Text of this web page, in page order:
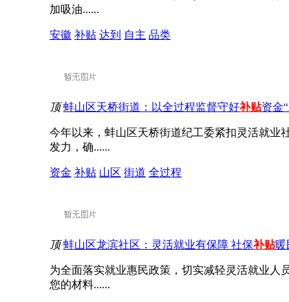
加吸油......
安徽 补贴 达到 自主 品类
顶 蚌山区天桥街道：以全过程监督守好补贴资金
今年以来，蚌山区天桥街道纪工委紧扣灵活就业
发力，确......
资金 补贴 山区 街道 全过程
顶 蚌山区龙滨社区：灵活就业有保障 社保补贴暖
为全面落实就业惠民政策，切实减轻灵活就业人
您的材料......